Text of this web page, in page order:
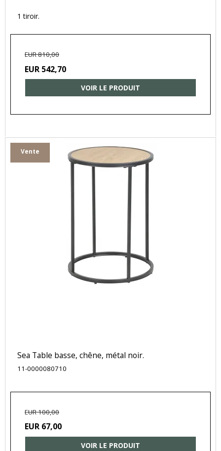
1 tiroir.
EUR 810,00
EUR 542,70
VOIR LE PRODUIT
Vente
Sea Table basse, chêne, métal noir.
11-0000080710
EUR 100,00
EUR 67,00
VOIR LE PRODUIT